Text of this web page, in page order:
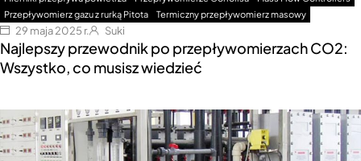
Przepływomierz gazu z rurką Pitota
Termiczny przepływomierz masowy
29 maja 2025 r. Suki
Najlepszy przewodnik po przepływomierzach CO2:
Wszystko, co musisz wiedzieć